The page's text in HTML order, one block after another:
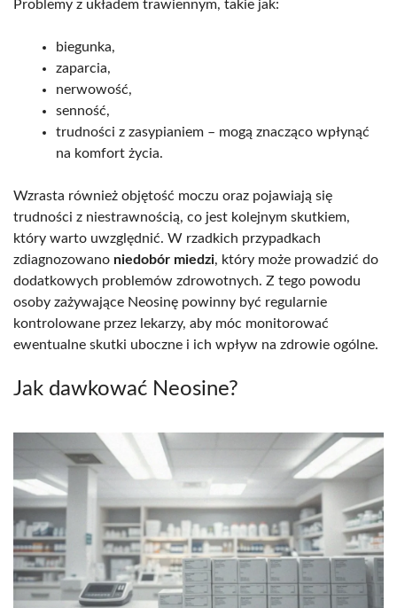
Problemy z układem trawiennym, takie jak:
biegunka,
zaparcia,
nerwowość,
senność,
trudności z zasypianiem – mogą znacząco wpłynąć
na komfort życia.
Wzrasta również objętość moczu oraz pojawiają się
trudności z niestrawnością, co jest kolejnym skutkiem,
który warto uwzględnić. W rzadkich przypadkach
zdiagnozowano niedobór miedzi, który może prowadzić do
dodatkowych problemów zdrowotnych. Z tego powodu
osoby zażywające Neosinę powinny być regularnie
kontrolowane przez lekarzy, aby móc monitorować
ewentualne skutki uboczne i ich wpływ na zdrowie ogólne.
Jak dawkować Neosine?